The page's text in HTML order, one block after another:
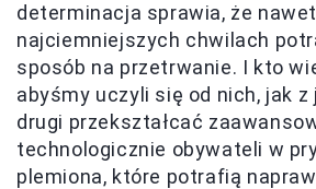
determinacja sprawia, że
najciemniejszych chwilach
sposób na przetrwanie. I kto
abyśmy uczyli się od nich, jak z
drugi przekształcać
technologicznie obywateli w
plemiona, które potrafią